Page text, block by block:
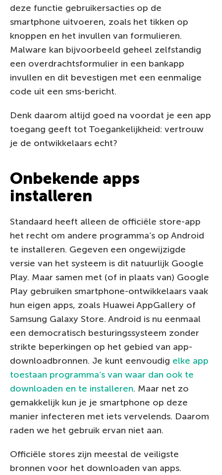
deze functie gebruikersacties op de
smartphone uitvoeren, zoals het tikken op
knoppen en het invullen van formulieren.
Malware kan bijvoorbeeld geheel zelfstandig
een overdrachtsformulier in een bankapp
invullen en dit bevestigen met een eenmalige
code uit een sms-bericht.
Denk daarom altijd goed na voordat je een app
toegang geeft tot Toegankelijkheid: vertrouw
je de ontwikkelaars echt?
Onbekende apps
installeren
Standaard heeft alleen de officiële store-app
het recht om andere programma’s op Android
te installeren. Gegeven een ongewijzigde
versie van het systeem is dit natuurlijk Google
Play. Maar samen met (of in plaats van) Google
Play gebruiken smartphone-ontwikkelaars vaak
hun eigen apps, zoals Huawei AppGallery of
Samsung Galaxy Store. Android is nu eenmaal
een democratisch besturingssysteem zonder
strikte beperkingen op het gebied van app-
downloadbronnen. Je kunt eenvoudig elke app
toestaan ​​programma’s van waar dan ook te
downloaden en te installeren. Maar net zo
gemakkelijk kun je je smartphone op deze
manier infecteren met iets vervelends. Daarom
raden we het gebruik ervan niet aan.
Officiële stores zijn meestal de veiligste
bronnen voor het downloaden van apps.